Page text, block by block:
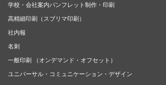
学校・会社案内パンフレット制作・印刷
高精細印刷（スブリマ印刷）
社内報
名刺
一般印刷 （オンデマンド・オフセット）
ユニバーサル・コミュニケーション・デザイン